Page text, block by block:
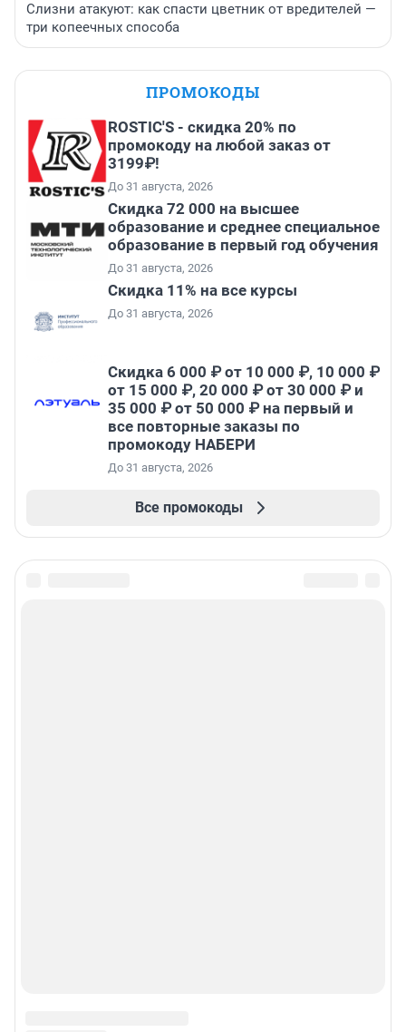
Слизни атакуют: как спасти цветник от вредителей —
три копеечных способа
ПРОМОКОДЫ
ROSTIC'S - скидка 20% по
промокоду на любой заказ от
3199₽!
До 31 августа, 2026
Скидка 72 000 на высшее
образование и среднее специальное
образование в первый год обучения
До 31 августа, 2026
Скидка 11% на все курсы
До 31 августа, 2026
Скидка 6 000 ₽ от 10 000 ₽, 10 000 ₽
от 15 000 ₽, 20 000 ₽ от 30 000 ₽ и
35 000 ₽ от 50 000 ₽ на первый и
все повторные заказы по
промокоду НАБЕРИ
До 31 августа, 2026
Все промокоды